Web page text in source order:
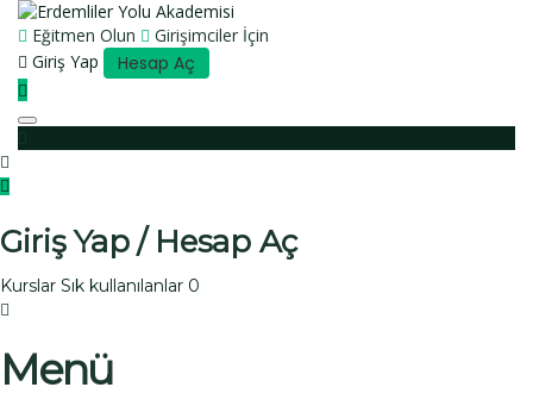
Eğitmen Olun
Girişimciler İçin
Giriş Yap
Hesap Aç
Toggle navigation
Giriş Yap / Hesap Aç
Kurslar Sık kullanılanlar 0
Menü